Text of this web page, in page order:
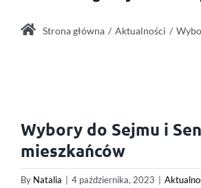
Strona główna Aktualności
Wybory do Sejmu i
mieszkańców
By Natalia 4 października, 2023